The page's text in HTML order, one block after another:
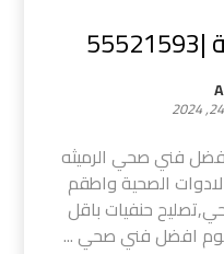
فني صحي الرميثه
الصحية واطقم
حنفيات باقل
افضل فني صحي ...